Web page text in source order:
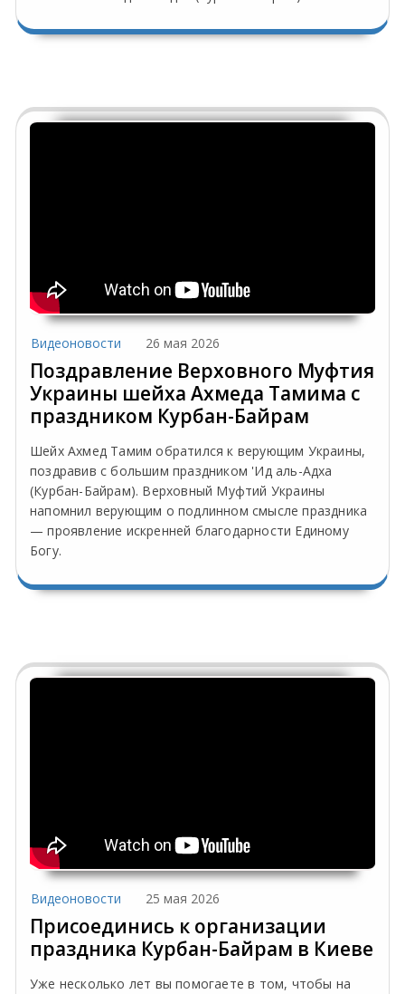
Видеоновости 26 мая 2026
Поздравление Верховного Муфтия
Украины шейха Ахмеда Тамима с
праздником Курбан-Байрам
Шейх Ахмед Тамим обратился к верующим Украины,
поздравив с большим праздником 'Ид аль-Адха
(Курбан-Байрам). Верховный Муфтий Украины
напомнил верующим о подлинном смысле праздника
— проявление искренней благодарности Единому
Богу.
Видеоновости 25 мая 2026
Присоединись к организации
праздника Курбан-Байрам в Киеве
Уже несколько лет вы помогаете в том, чтобы на